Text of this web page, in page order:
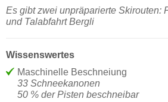
Es gibt zwei unpräparierte Skirouten:
und Talabfahrt Bergli
Wissenswertes
Maschinelle Beschneiung
33 Schneekanonen
50 % der Pisten beschneibar